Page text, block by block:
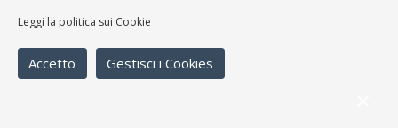
Gli Antifragile
Band
Leggi la politica sui Cookie
Accetto Gestisci i Cookies